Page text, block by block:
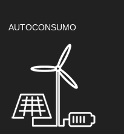
AUTOCONSUMO